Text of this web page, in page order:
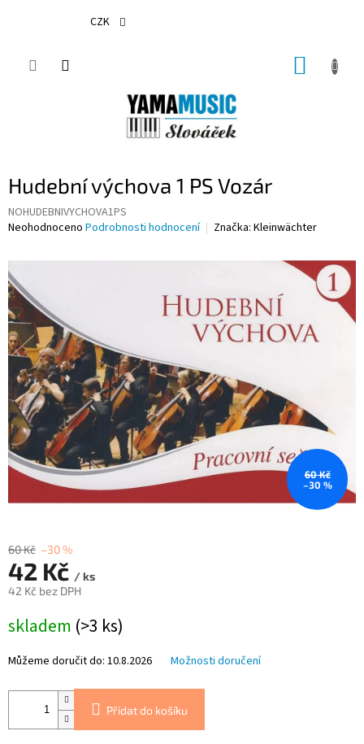
CZK
Hudební výchova 1 PS Vozár
NOHUDEBNIVYCHOVA1PS
Průměrné
produktu
je
0,0
z
5
hvězdiček.
Neohodnoceno Podrobnosti hodnocení Značka: Kleinwächter
60 Kč
–30 %
60 Kč –30 %
42 Kč / ks
42 Kč bez DPH
cena:
skladem (>3 ks)
Můžeme doručit do: 10.8.2026 Možnosti doručení
Přidat do košíku